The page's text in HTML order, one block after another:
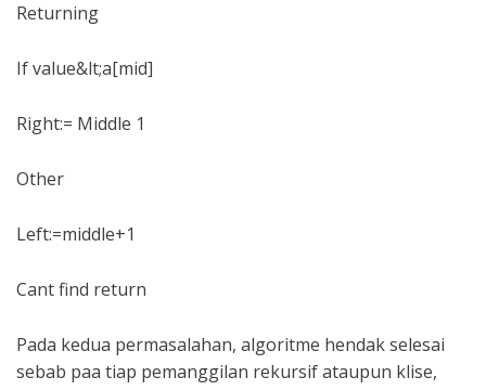
Returning
If value&lt;a[mid]
Right:= Middle 1
Other
Left:=middle+1
Cant find return
Pada kedua permasalahan, algoritme hendak selesai
sebab paa tiap pemanggilan rekursif ataupun klise,